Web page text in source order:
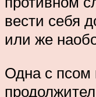
вести себя
или же
Одна с псом